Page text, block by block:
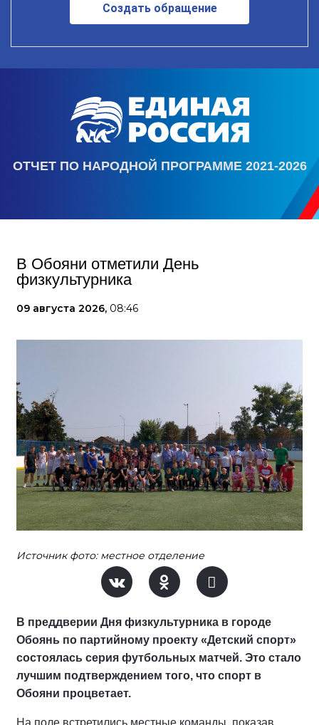
Создать обращение
ОТЧЕТ ПО НАРОДНОЙ ПРОГРАММЕ 2021-2026
В Обояни отметили День
физкультурника
09 августа 2026, 08:46
Источник фото: местное отделение
В преддверии Дня физкультурника в городе
Обоянь по партийному проекту «Детский спорт»
состоялась серия футбольных матчей. Это стало
лучшим подтверждением того, что спорт в
Обояни процветает.
На поле встретились местные команды, показав